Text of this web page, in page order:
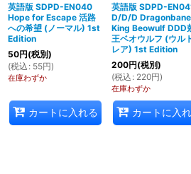
英語版 SDPD-EN040
Hope for Escape 活路
への希望 (ノーマル) 1st
Edition
50円(税別)
(税込 : 55円)
在庫わずか
カートに入れる
英語版 SDPD-
D/D/D Dragonbane
King Beowulf DDD
王ベオウルフ (ウル
レア) 1st Edition
200円(税別)
(税込 : 220円)
在庫わずか
カートに入